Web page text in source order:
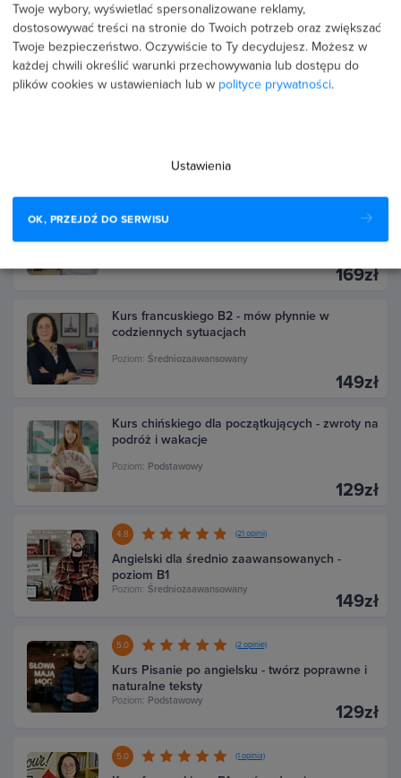
Kurs włoskiego dla początkujących - zwroty na
podróż i wakacje
Poziom: Podstawowy
129zł
169zł
Kurs francuskiego B2 - mów płynnie w
codziennych sytuacjach
Poziom: Średniozaawansowany
149zł
Kurs chińskiego dla początkujących - zwroty na
podróż i wakacje
Poziom: Podstawowy
129zł
4.8 (21 opinii)
Angielski dla średnio zaawansowanych -
poziom B1
Poziom: Średniozaawansowany
149zł
5.0 (2 opinie)
Kurs Pisanie po angielsku - twórz poprawne i
naturalne teksty
Poziom: Podstawowy
129zł
5.0 (1 opinia)
Twoje wybory, wyświetlać spersonalizowane reklamy,
dostosowywać treści na stronie do Twoich potrzeb oraz zwiększać
Twoje bezpieczeństwo. Oczywiście to Ty decydujesz. Możesz w
każdej chwili określić warunki przechowywania lub dostępu do
plików cookies w ustawieniach lub w polityce prywatności.
Ustawienia
OK, PRZEJDŹ DO SERWISU